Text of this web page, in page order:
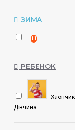
ЗИМA
11
РЕБЕНОК
Хлопчик
Дівчина